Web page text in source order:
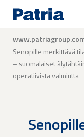
main
Breadcrumb
Senopille merkittävä
– suomalaiset
operatiivista valmiutta